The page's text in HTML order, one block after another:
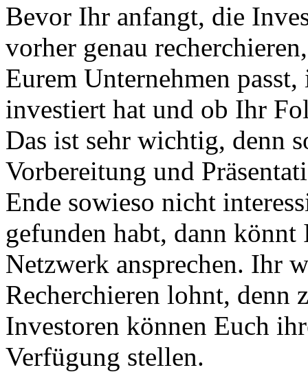
Bevor Ihr anfangt, die
vorher genau
Eurem Unternehmen
investiert hat und ob Ihr
Das ist sehr wichtig, denn
Vorbereitung und
Ende sowieso nicht
gefunden habt, dann
Netzwerk ansprechen. Ihr
Recherchieren lohnt, denn
Investoren können Euch
Verfügung stellen.